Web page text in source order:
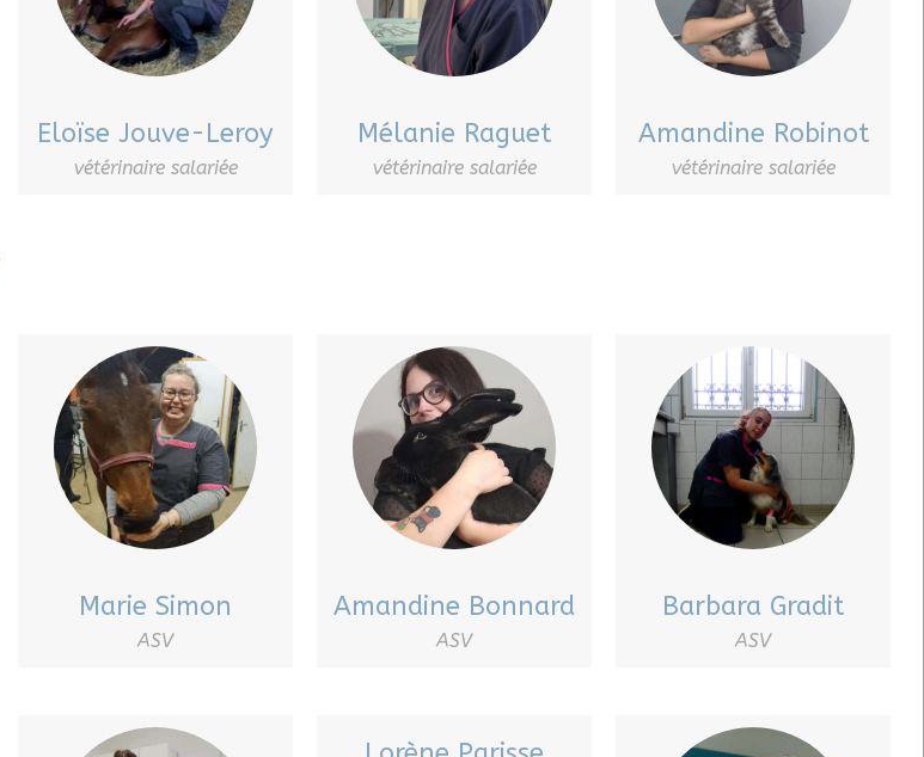
Eloïse Jouve-Leroy
vétérinaire salariée
Mélanie Raguet
vétérinaire salariée
Amandine Robinot
vétérinaire salariée
Marie Simon
ASV
Amandine Bonnard
ASV
Barbara Gradit
ASV